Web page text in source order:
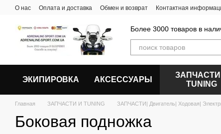
Перейти к основному контенту
О нас Оплата и доставка Обмен и возврат Контактная
Более 3000 товаров в
ЭКИПИРОВКА АКСЕССУАРЫ
ЗАПЧАСТИ
ТUNING
Главная ЗАПЧАСТИ И ТUNING ЗАПЧАСТИ| Двигатель| Ходовая|
Боковая подножка